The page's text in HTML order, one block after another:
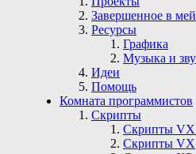
Завершенное в
Ресурсы
Графика
Музыка и
Идеи
Помощь
Комната программистов
Скрипты
Скрипты VX
Скрипты VX